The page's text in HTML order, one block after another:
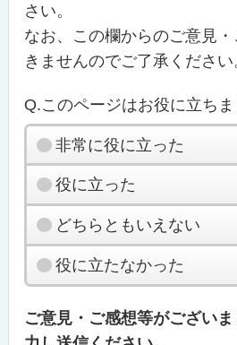
さい。
なお、この欄からのご意見
きませんのでご了承ください
Q.このページはお役に立ちま
非常に役に立った
役に立った
どちらともいえない
役に立たなかった
ご意見・ご感想等がござい